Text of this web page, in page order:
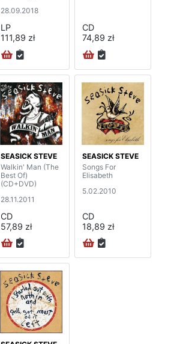
28.09.2018
LP
111,89 zł
CD
74,89 zł
SEASICK STEVE
Walkin' Man (The
Best Of)
(CD+DVD)
28.11.2011
CD
57,89 zł
SEASICK STEVE
Songs For
Elisabeth
5.02.2010
CD
18,89 zł